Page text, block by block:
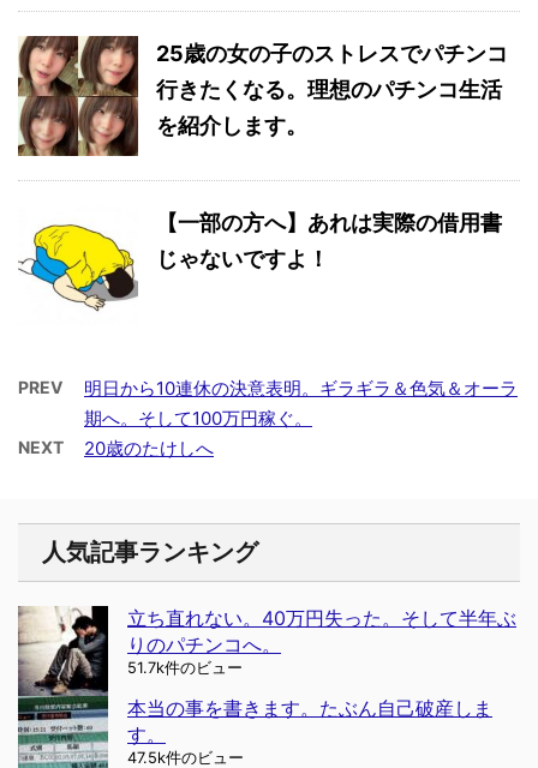
25歳の女の子のストレスでパチンコ
行きたくなる。理想のパチンコ生活
を紹介します。
【一部の方へ】あれは実際の借用書
じゃないですよ！
PREV
明日から10連休の決意表明。ギラギラ＆色気＆オーラ
期へ。そして100万円稼ぐ。
NEXT 20歳のたけしへ
人気記事ランキング
立ち直れない。40万円失った。そして半年ぶ
りのパチンコへ。
51.7k件のビュー
本当の事を書きます。たぶん自己破産しま
す。
47.5k件のビュー